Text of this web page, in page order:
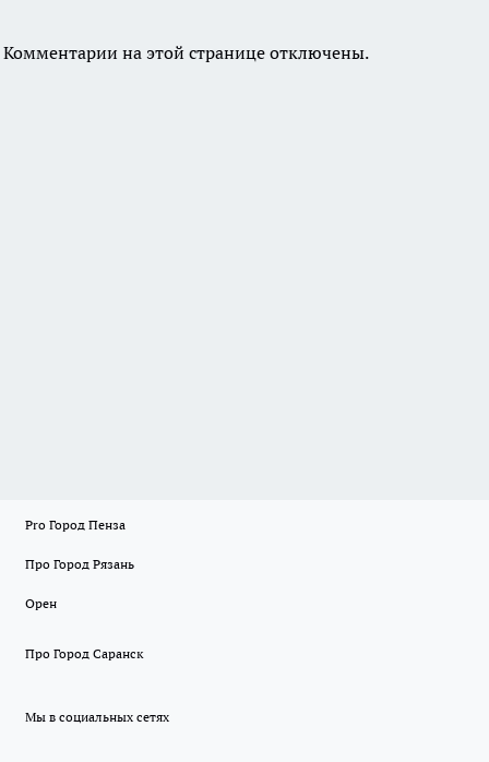
Комментарии на этой странице отключены.
Pro Город Пенза
Про Город Рязань
Орен
Про Город Саранск
Мы в социальных сетях